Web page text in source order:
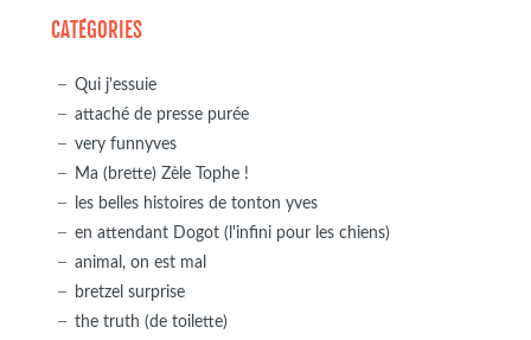
CATÉGORIES
Qui j'essuie
attaché de presse purée
very funnyves
Ma (brette) Zèle Tophe !
les belles histoires de tonton yves
en attendant Dogot (l'infini pour les chiens)
animal, on est mal
bretzel surprise
the truth (de toilette)